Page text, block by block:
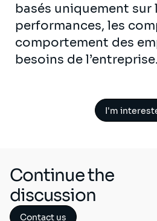
basés uniquement sur
performances, les
comportement des
besoins de l’entreprise.
I'm
Continue the
discussion
Contact us